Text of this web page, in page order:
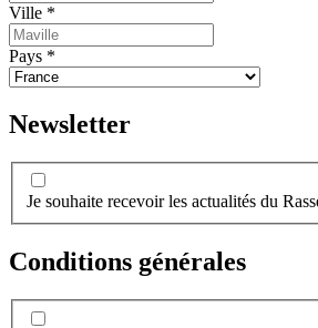
Ville *
Pays *
Newsletter
Je souhaite recevoir les actualités du
Conditions générales